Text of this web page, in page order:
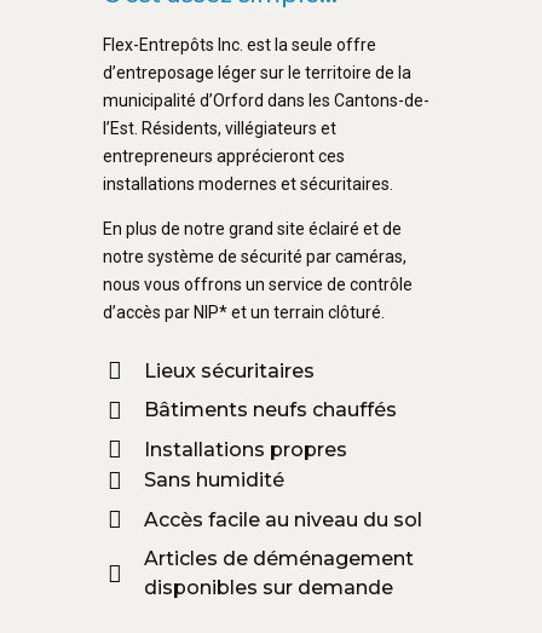
Flex-Entrepôts Inc. est la seule offre
d’entreposage léger sur le territoire de la
municipalité d’Orford dans les Cantons-de-
l’Est. Résidents, villégiateurs et
entrepreneurs apprécieront ces
installations modernes et sécuritaires.
En plus de notre grand site éclairé et de
notre système de sécurité par caméras,
nous vous offrons un service de contrôle
d’accès par NIP* et un terrain clôturé.
Lieux sécuritaires
Bâtiments neufs chauffés
Installations propres
Sans humidité
Accès facile au niveau du sol
Articles de déménagement
disponibles sur demande